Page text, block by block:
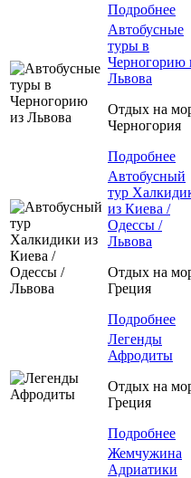
Подробнее
Автобусные
туры в
Черногорию
Львова
Отдых на
Черногория
Подробнее
Автобусный
тур
из Киева /
Одессы /
Львова
Отдых на
Греция
Подробнее
Легенды
Афродиты
Отдых на
Греция
Подробнее
Жемчужина
Адриатики